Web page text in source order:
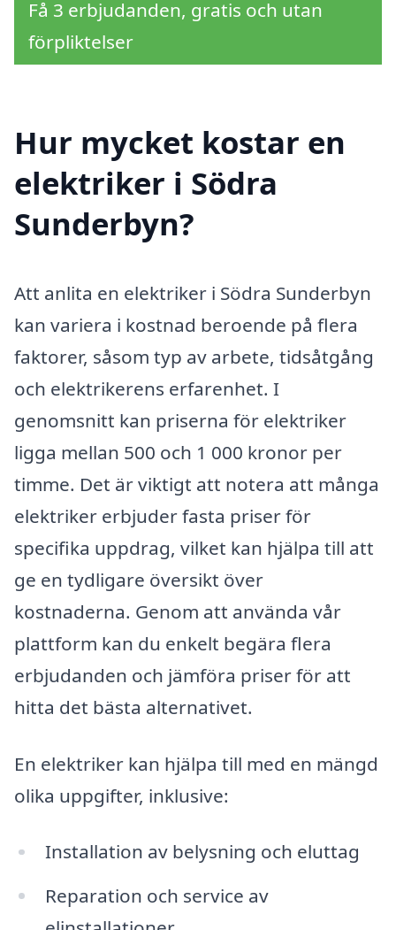
Få 3 erbjudanden, gratis och utan
förpliktelser
Hur mycket kostar en
elektriker i Södra
Sunderbyn?
Att anlita en elektriker i Södra Sunderbyn
kan variera i kostnad beroende på flera
faktorer, såsom typ av arbete, tidsåtgång
och elektrikerens erfarenhet. I
genomsnitt kan priserna för elektriker
ligga mellan 500 och 1 000 kronor per
timme. Det är viktigt att notera att många
elektriker erbjuder fasta priser för
specifika uppdrag, vilket kan hjälpa till att
ge en tydligare översikt över
kostnaderna. Genom att använda vår
plattform kan du enkelt begära flera
erbjudanden och jämföra priser för att
hitta det bästa alternativet.
En elektriker kan hjälpa till med en mängd
olika uppgifter, inklusive:
Installation av belysning och eluttag
Reparation och service av